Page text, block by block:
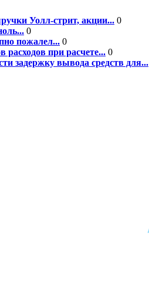
Уолл-стрит, акции... 0
0
пожалел... 0
при расчете... 0
задержку вывода средств для...